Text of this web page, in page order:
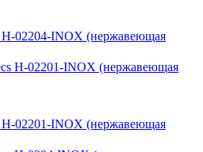
H-02204-INOX (нержавеющая
H-02201-INOX (нержавеющая